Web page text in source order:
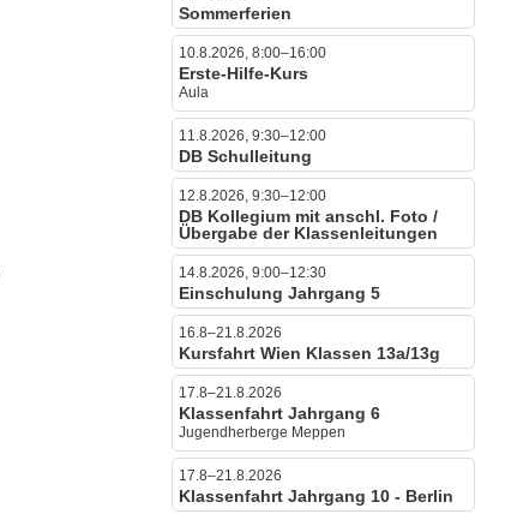
Sommerferien
10.8.2026, 8:00–16:00
Erste-Hilfe-Kurs
Aula
11.8.2026, 9:30–12:00
DB Schulleitung
12.8.2026, 9:30–12:00
DB Kollegium mit anschl. Foto /
Übergabe der Klassenleitungen
14.8.2026, 9:00–12:30
Einschulung Jahrgang 5
16.8–21.8.2026
Kursfahrt Wien Klassen 13a/13g
17.8–21.8.2026
Klassenfahrt Jahrgang 6
Jugendherberge Meppen
17.8–21.8.2026
Klassenfahrt Jahrgang 10 - Berlin